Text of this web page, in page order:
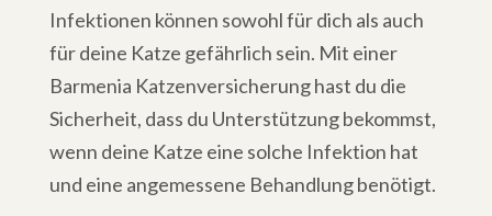
Infektionen können sowohl für dich als auch
für deine Katze gefährlich sein. Mit einer
Barmenia Katzenversicherung hast du die
Sicherheit, dass du Unterstützung bekommst,
wenn deine Katze eine solche Infektion hat
und eine angemessene Behandlung benötigt.